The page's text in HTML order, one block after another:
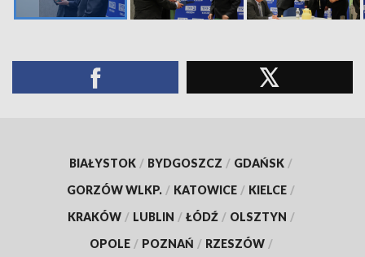
BIAŁYSTOK / BYDGOSZCZ / GDAŃSK /
GORZÓW WLKP. / KATOWICE / KIELCE /
KRAKÓW / LUBLIN / ŁÓDŹ / OLSZTYN /
OPOLE / POZNAŃ / RZESZÓW /